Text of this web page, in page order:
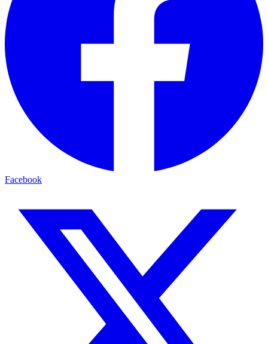
Facebook